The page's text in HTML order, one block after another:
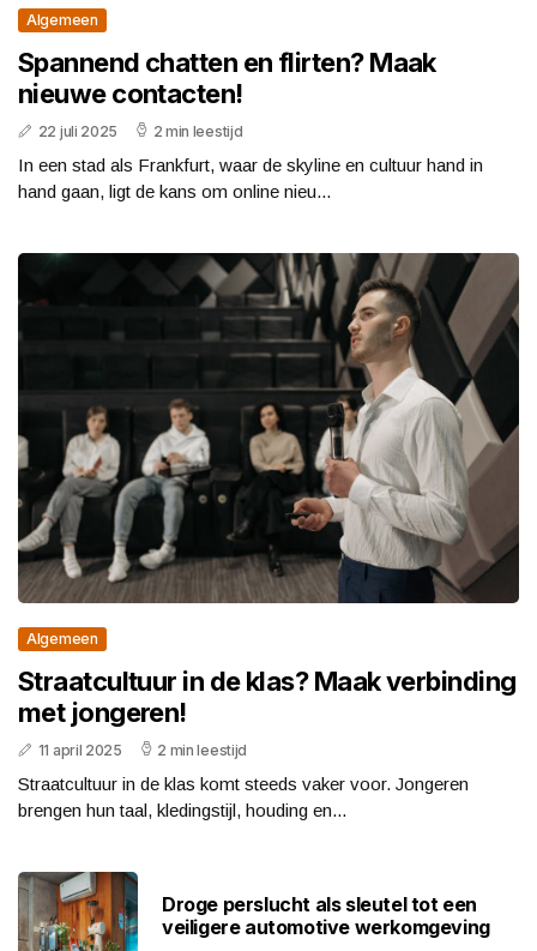
Algemeen
Spannend chatten en flirten? Maak
nieuwe contacten!
22 juli 2025 2 min leestijd
In een stad als Frankfurt, waar de skyline en cultuur hand in
hand gaan, ligt de kans om online nieu...
Algemeen
Straatcultuur in de klas? Maak verbinding
met jongeren!
11 april 2025 2 min leestijd
Straatcultuur in de klas komt steeds vaker voor. Jongeren
brengen hun taal, kledingstijl, houding en...
Droge perslucht als sleutel tot een
veiligere automotive werkomgeving